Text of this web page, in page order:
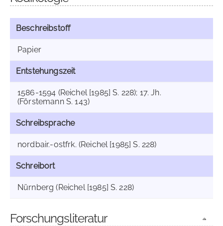
Beschreibstoff
Papier
Entstehungszeit
1586-1594 (Reichel [1985] S. 228); 17. Jh.
(Förstemann S. 143)
Schreibsprache
nordbair.-ostfrk. (Reichel [1985] S. 228)
Schreibort
Nürnberg (Reichel [1985] S. 228)
Forschungsliteratur